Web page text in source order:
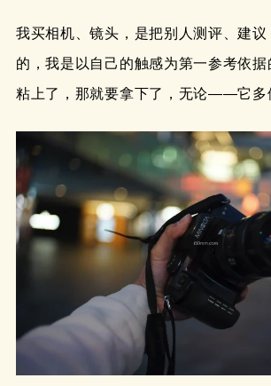
我买相机、镜头，是把别人测评、建议
的，我是以自己的触感为第一参考依
粘上了，那就要拿下了，无论——它